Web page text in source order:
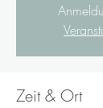
Zeit & Ort